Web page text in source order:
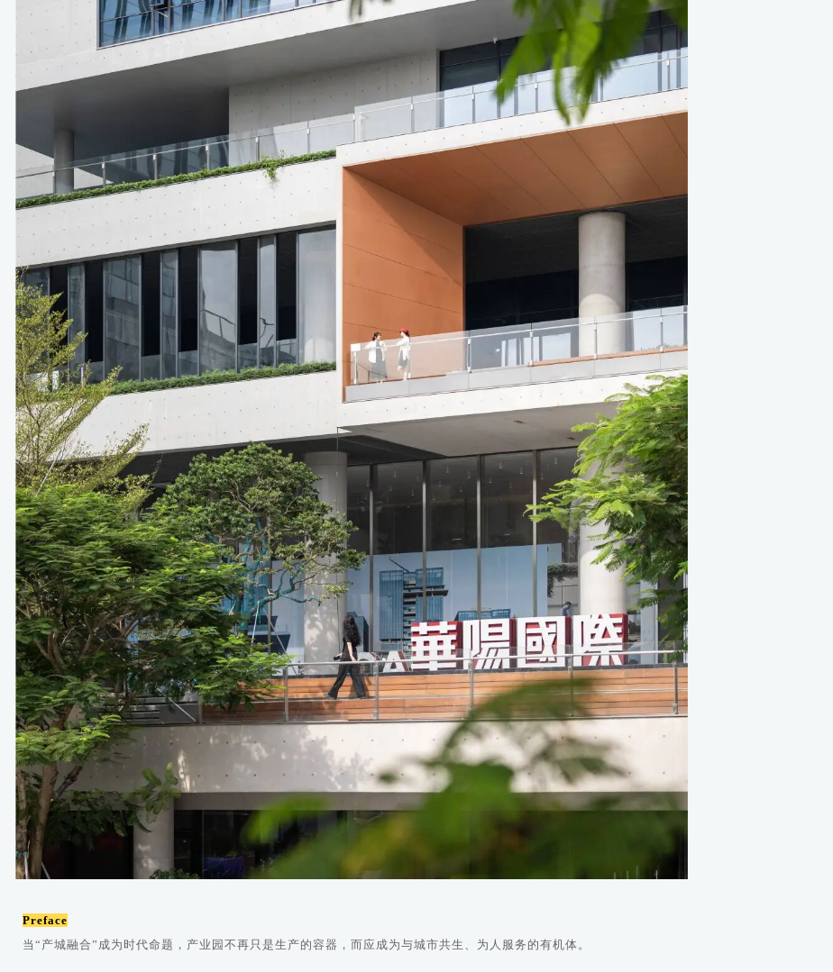
Preface
当“产城融合”成为时代命题，产业园不再只是生产的容器，而应成为与城市共生、为人服务的有机体。